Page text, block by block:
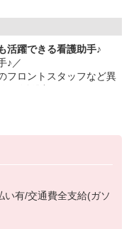
躍できる看護助手♪
♪／
フロントスタッフなど異
有/交通費全支給(ガソ